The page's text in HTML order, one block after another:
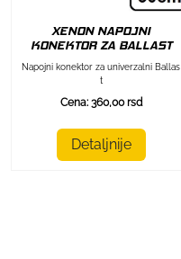
XENON NAPOJNI
KONEKTOR ZA BALLAST
Napojni konektor za univerzalni Ballas
t
Cena: 360,00 rsd
Detaljnije